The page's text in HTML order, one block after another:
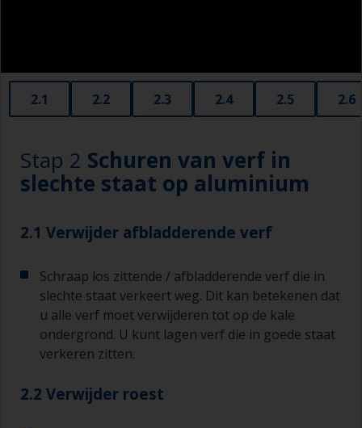
raken.
2.1 2.2 2.3 2.4 2.5 2.6
Stap 2 Schuren van verf in
slechte staat op aluminium
2.1 Verwijder afbladderende verf
Schraap los zittende / afbladderende verf die in
slechte staat verkeert weg. Dit kan betekenen dat
u alle verf moet verwijderen tot op de kale
ondergrond. U kunt lagen verf die in goede staat
verkeren zitten.
2.2 Verwijder roest